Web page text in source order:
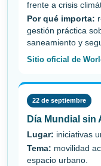
frente a crisis
Por qué importa:
gestión práctica
saneamiento y
Sitio oficial de
22 de septiembre
Día Mundial sin
Lugar: iniciativas
Tema: movilidad
espacio urbano.